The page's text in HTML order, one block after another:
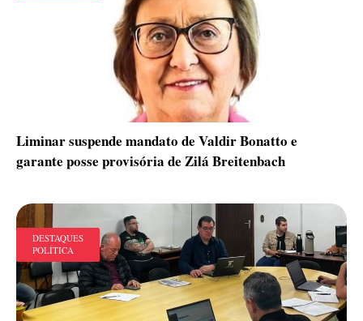
Liminar suspende mandato de Valdir Bonatto e
garante posse provisória de Zilá Breitenbach
DESTAQUES
POLÍTICA